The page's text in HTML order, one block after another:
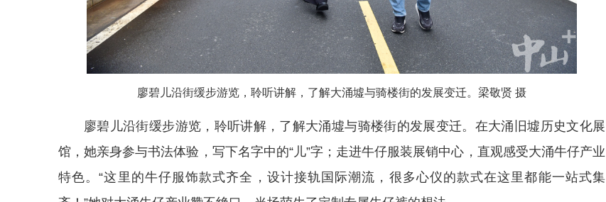
廖碧儿沿街缓步游览，聆听讲解，了解大涌墟与骑楼街的发展变迁。梁敬贤 摄
廖碧儿沿街缓步游览，聆听讲解，了解大涌墟与骑楼街的发展变迁。在大涌旧墟历史文化展
馆，她亲身参与书法体验，写下名字中的“儿”字；走进牛仔服装展销中心，直观感受大涌牛仔产业
特色。“这里的牛仔服饰款式齐全，设计接轨国际潮流，很多心仪的款式在这里都能一站式集